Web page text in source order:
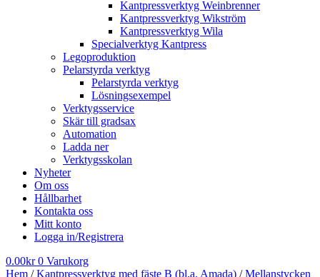
Kantpressverktyg Weinbrenner
Kantpressverktyg Wikström
Kantpressverktyg Wila
Specialverktyg Kantpress
Legoproduktion
Pelarstyrda verktyg
Pelarstyrda verktyg
Lösningsexempel
Verktygsservice
Skär till gradsax
Automation
Ladda ner
Verktygsskolan
Nyheter
Om oss
Hållbarhet
Kontakta oss
Mitt konto
Logga in/Registrera
0.00kr 0 Varukorg
Hem /Kantpressverktyg med fäste B (bl.a. Amada) /Mellanstycken